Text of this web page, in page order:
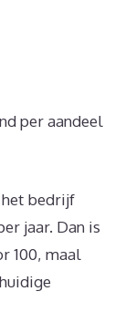
per aandeel
het bedrijf
jaar. Dan is
100, maal